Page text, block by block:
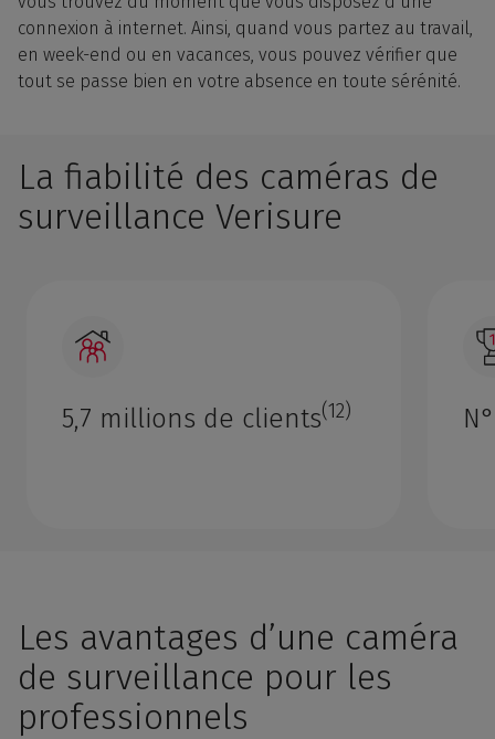
connexion à internet. Ainsi, quand vous partez au travail,
en week-end ou en vacances, vous pouvez vérifier que
tout se passe bien en votre absence en toute sérénité.
La fiabilité des caméras de
surveillance Verisure
5,7 millions de clients(12)
Les avantages d’une caméra
de surveillance pour les
professionnels